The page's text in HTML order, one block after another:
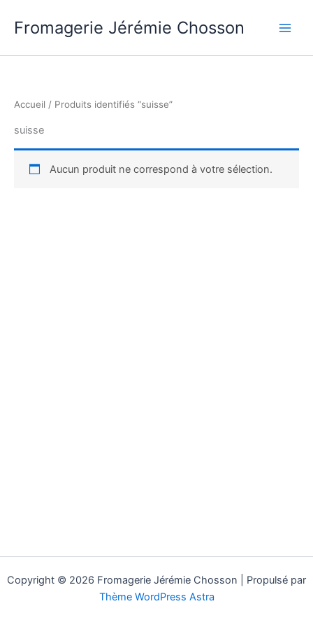
Fromagerie Jérémie Chosson
Accueil / Produits identifiés “suisse”
suisse
Aucun produit ne correspond à votre sélection.
Copyright © 2026 Fromagerie Jérémie Chosson | Propulsé par
Thème WordPress Astra